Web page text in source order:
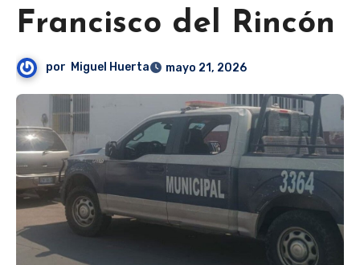
Francisco del Rincón
por Miguel Huerta mayo 21, 2026